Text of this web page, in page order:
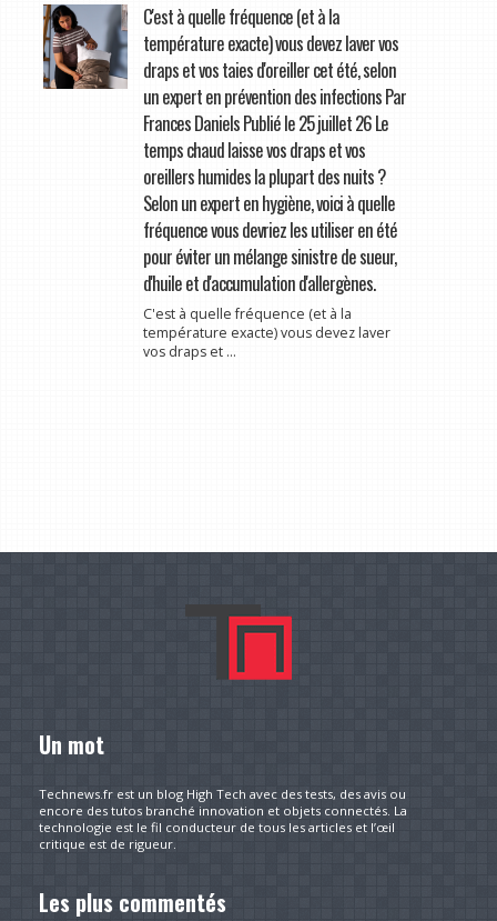
C'est à quelle fréquence (et à la
température exacte) vous devez laver vos
draps et vos taies d'oreiller cet été, selon
un expert en prévention des infections Par
Frances Daniels Publié le 25 juillet 26 Le
temps chaud laisse vos draps et vos
oreillers humides la plupart des nuits ?
Selon un expert en hygiène, voici à quelle
fréquence vous devriez les utiliser en été
pour éviter un mélange sinistre de sueur,
d'huile et d'accumulation d'allergènes.
C'est à quelle fréquence (et à la
température exacte) vous devez laver
vos draps et ...
Un mot
Technews.fr est un blog High Tech avec des tests, des avis ou
encore des tutos branché innovation et objets connectés. La
technologie est le fil conducteur de tous les articles et l’œil
critique est de rigueur.
Les plus commentés